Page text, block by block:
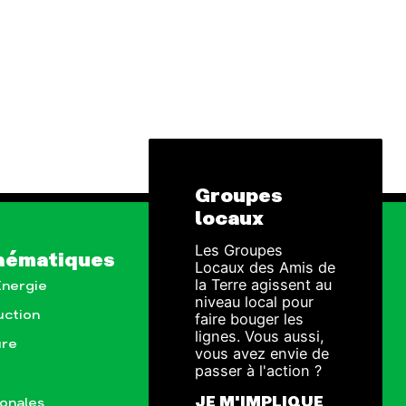
Groupes
locaux
Les Groupes
Locaux des Amis de
la Terre agissent au
niveau local pour
faire bouger les
lignes. Vous aussi,
vous avez envie de
passer à l'action ?
JE M'IMPLIQUE